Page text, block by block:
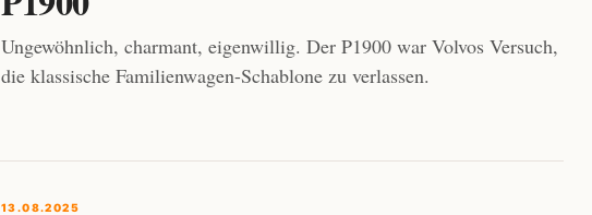
Ungewöhnlich, charmant, eigenwillig. Der P1900 war Volvos Versuch,
die klassische Familienwagen-Schablone zu verlassen.
13.08.2025